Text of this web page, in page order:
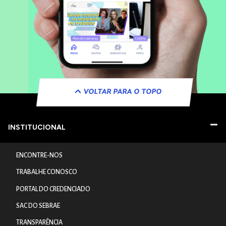
VOLTAR PARA O TOPO
INSTITUCIONAL
ENCONTRE-NOS
TRABALHE CONOSCO
PORTAL DO CREDENCIADO
SAC DO SEBRAE
TRANSPARÊNCIA